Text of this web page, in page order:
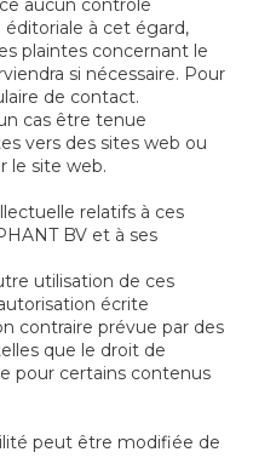
aucun contrôle
éditoriale à cet égard,
plaintes concernant le
si nécessaire. Pour
de contact.
cas être tenue
vers des sites web ou
le site web.
relatifs à ces
BV et à ses
utilisation de ces
écrite
contraire prévue par des
que le droit de
pour certains contenus
peut être modifiée de